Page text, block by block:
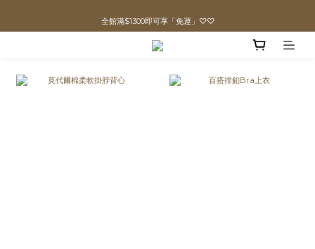
直播喊單享更優惠價格！！
全館滿$1300即可享「免運」♡♡
直播喊單享更優惠價格！！ prev